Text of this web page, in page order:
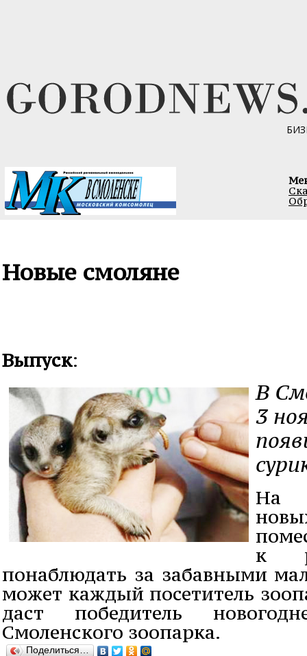
Новые смоляне
Выпуск:
В
3
На
к
понаблюдать за забавными
может каждый посетитель
даст победитель
Смоленского зоопарка.
Поделиться…